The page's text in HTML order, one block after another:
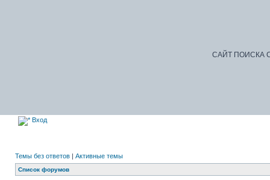
САЙТ ПОИСКА
Вход
Темы без ответов | Активные темы
Список форумов